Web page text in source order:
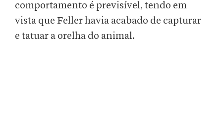
comportamento é previsível, tendo em
vista que Feller havia acabado de capturar
e tatuar a orelha do animal.